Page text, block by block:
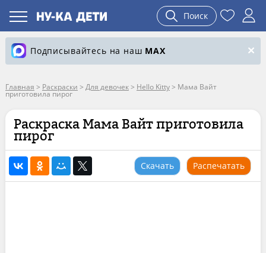
Поиск
Подписывайтесь на наш MAX
Главная > Раскраски > Для девочек> Hello Kitty> Мама Вайт
приготовила пирог
Раскраска Мама Вайт приготовила
пирог
Скачать Распечатать